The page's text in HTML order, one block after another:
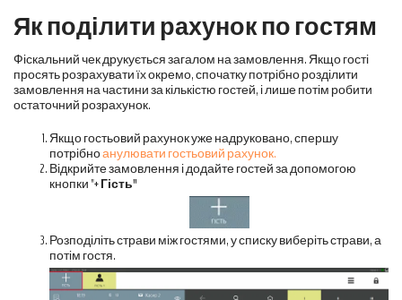
Як поділити рахунок по гостям
Фіскальний чек друкується загалом на замовлення. Якщо гості
просять розрахувати їх окремо, спочатку потрібно розділити
замовлення на частини за кількістю гостей, і лише потім робити
остаточний розрахунок.
Якщо гостьовий рахунок уже надруковано, спершу
потрібноанулювати гостьовий рахунок.
Відкрийте замовлення і додайте гостей за допомогою
кнопки "+ Гість"
Розподіліть страви між гостями, у списку виберіть страви, а
потім гостя.